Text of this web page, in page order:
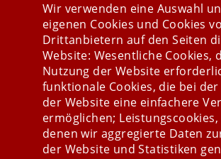
Stay connected
Wir verwenden eine Auswahl
eigenen Cookies und Cookies
Drittanbietern auf den Seiten
Website: Wesentliche Cookies,
Nutzung der Website
funktionale Cookies, die bei
der Website eine einfachere
ermöglichen;
denen wir aggregierte Daten
der Website und Statistiken